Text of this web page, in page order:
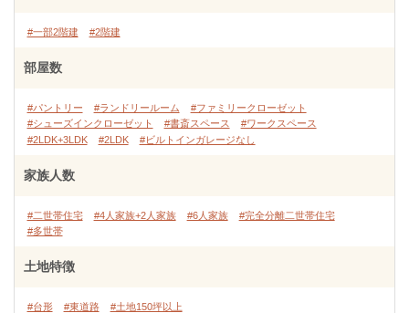
#一部2階建 #2階建
部屋数
#パントリー #ランドリールーム
#ファミリークローゼット
#シューズインクローゼット
#書斎スペース
#ワークスペース
#2LDK+3LDK
#2LDK #ビルトインガレージなし
家族人数
#二世帯住宅 #4人家族+2人家族 #6人家族
#完全分離二世帯住宅
#多世帯
土地特徴
#台形 #東道路 #土地150坪以上